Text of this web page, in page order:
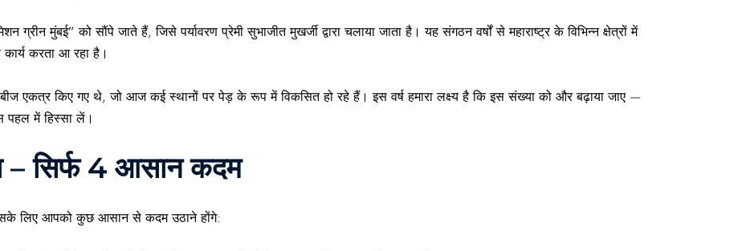
ग्रीन मुंबई” को सौंपे जाते हैं, जिसेपर्यावरण प्रेमी सुभाजीत मुखर्जीद्वारा चलाया जाता है। यह संगठन वर्षों से महाराष्ट्र के विभिन्न क्षेत्रों में
करता आ रहा है।
एकत्र किए गए थे, जो आज कई स्थानों पर पेड़ के रूप में विकसित हो रहे हैं। इस वर्ष हमारा लक्ष्य है कि इस संख्या को और बढ़ाया जाए —
में हिस्सा लें।
– सिर्फ 4 आसान कदम
लिए आपको कुछ आसान से कदम उठाने होंगे: